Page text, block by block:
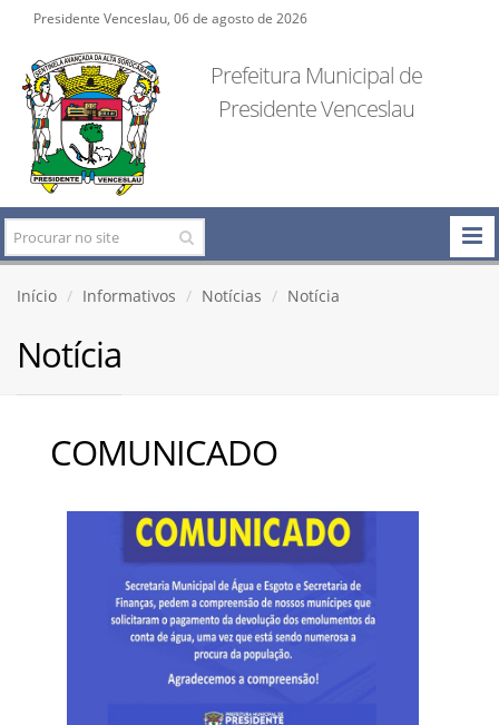
Presidente Venceslau, 06 de agosto de 2026
Prefeitura Municipal de
Presidente Venceslau
Início Informativos Notícias Notícia
Notícia
COMUNICADO